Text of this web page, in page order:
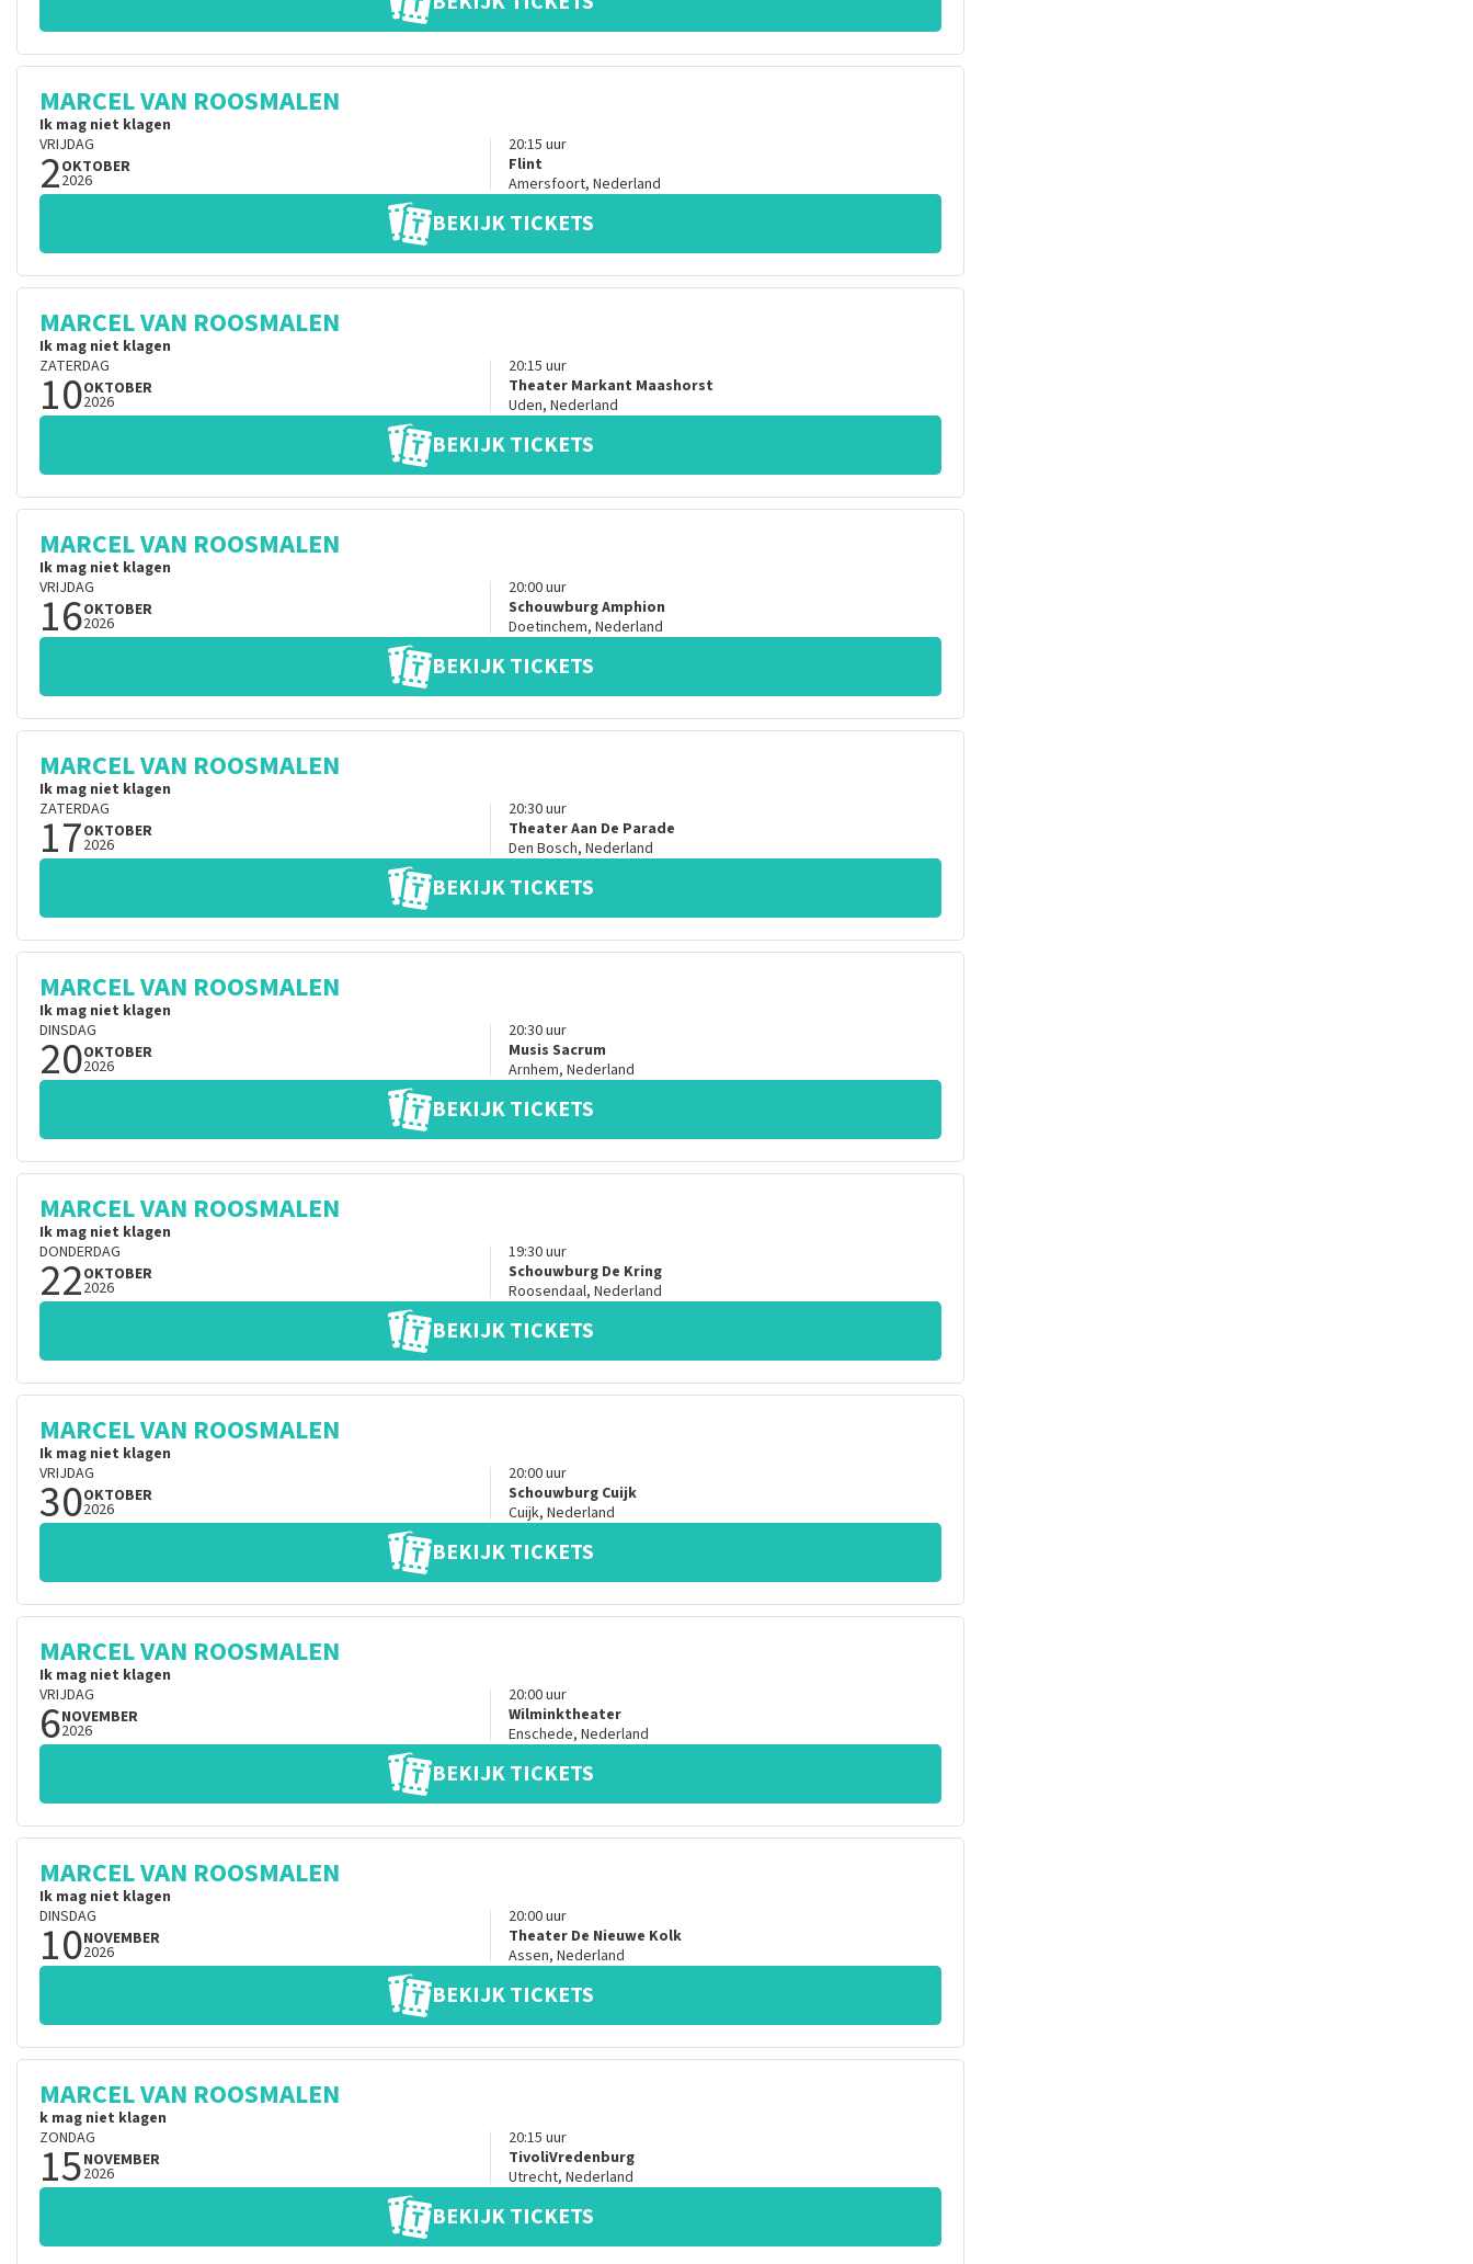
MARCEL VAN ROOSMALEN
Ik mag niet klagen
VRIJDAG
2OKTOBER
2026
20:15 uur
Flint
Amersfoort, Nederland
BEKIJK TICKETS
MARCEL VAN ROOSMALEN
Ik mag niet klagen
ZATERDAG
10OKTOBER
2026
20:15 uur
Theater Markant Maashorst
Uden, Nederland
BEKIJK TICKETS
MARCEL VAN ROOSMALEN
Ik mag niet klagen
VRIJDAG
16OKTOBER
2026
20:00uur
Schouwburg Amphion
Doetinchem, Nederland
BEKIJK TICKETS
MARCEL VAN ROOSMALEN
Ik mag niet klagen
ZATERDAG
17OKTOBER
2026
20:30uur
Theater Aan De Parade
Den Bosch, Nederland
BEKIJK TICKETS
MARCEL VAN ROOSMALEN
Ik mag niet klagen
DINSDAG
20OKTOBER
2026
20:30uur
Musis Sacrum
Arnhem, Nederland
BEKIJK TICKETS
MARCEL VAN ROOSMALEN
Ik mag niet klagen
DONDERDAG
22OKTOBER
2026
19:30uur
Schouwburg De Kring
Roosendaal, Nederland
BEKIJK TICKETS
MARCEL VAN ROOSMALEN
Ik mag niet klagen
VRIJDAG
30OKTOBER
2026
20:00uur
Schouwburg Cuijk
Cuijk, Nederland
BEKIJK TICKETS
MARCEL VAN ROOSMALEN
Ik mag niet klagen
VRIJDAG
6NOVEMBER
2026
20:00uur
Wilminktheater
Enschede, Nederland
BEKIJK TICKETS
MARCEL VAN ROOSMALEN
Ik mag niet klagen
DINSDAG
10NOVEMBER
2026
20:00uur
Theater De Nieuwe Kolk
Assen, Nederland
BEKIJK TICKETS
MARCEL VAN ROOSMALEN
k mag niet klagen
ZONDAG
15NOVEMBER
2026
20:15 uur
TivoliVredenburg
Utrecht, Nederland
BEKIJK TICKETS